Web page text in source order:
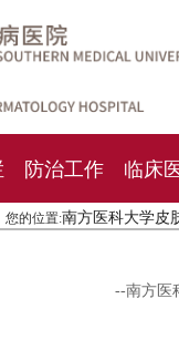
防治工作 临床
您的位置:南方医科大学皮
--南方医